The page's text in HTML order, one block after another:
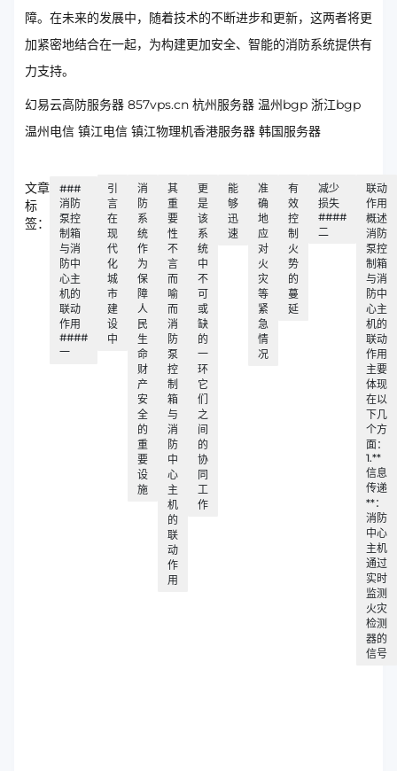
障。在未来的发展中，随着技术的不断进步和更新，这两者将更
加紧密地结合在一起，为构建更加安全、智能的消防系统提供有
力支持。
幻易云高防服务器 857vps.cn 杭州服务器 温州bgp 浙江bgp
温州电信 镇江电信 镇江物理机香港服务器 韩国服务器
文章
标
签：
###
消防
泵控
制箱
与消
防中
心主
机的
联动
作用
####
一
引
言
在
现
代
化
城
市
建
设
中
消
防
系
统
作
为
保
障
人
民
生
命
财
产
安
全
的
重
要
设
施
其
重
要
性
不
言
而
喻
而
消
防
泵
控
制
箱
与
消
防
中
心
主
机
的
联
动
作
用
更
是
该
系
统
中
不
可
或
缺
的
一
环
它
们
之
间
的
协
同
工
作
能
够
迅
速
准
确
地
应
对
火
灾
等
紧
急
情
况
有
效
控
制
火
势
的
蔓
延
减少
损失
####
二
联动
作用
概述
消防
泵控
制箱
与消
防中
心主
机的
联动
作用
主要
体现
在以
下几
个方
面：
1.**
信息
传递
**：
消防
中心
主机
通过
实时
监测
火灾
检测
器的
信号